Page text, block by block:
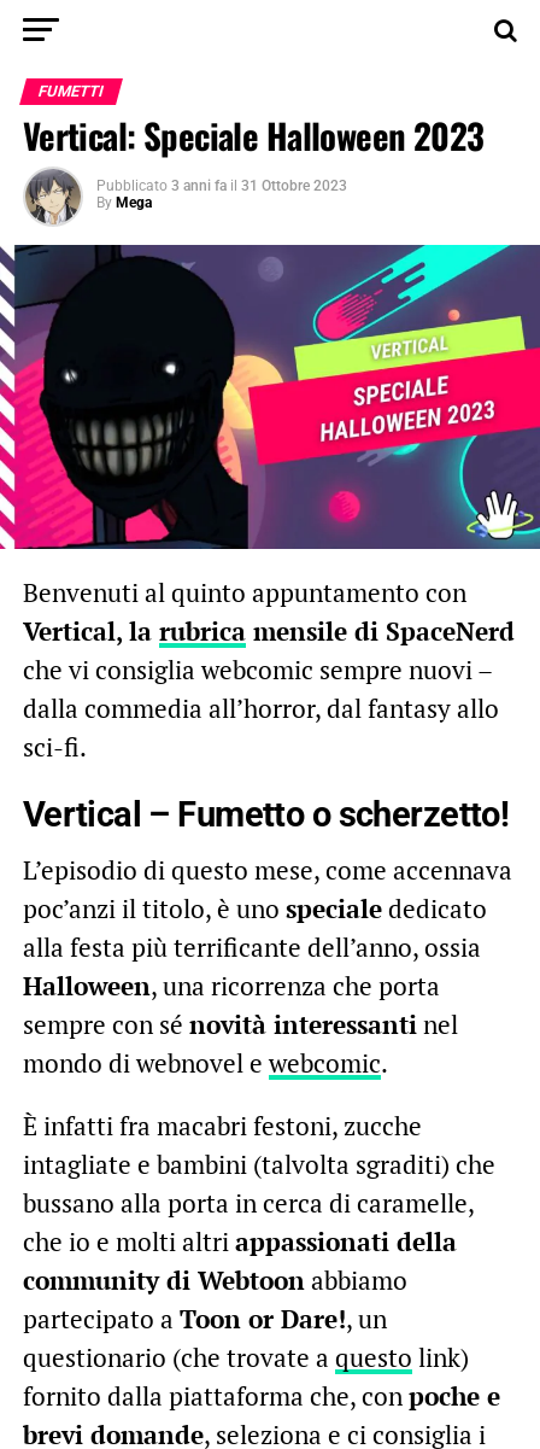
FUMETTI
Vertical: Speciale Halloween 2023
Pubblicato 3 anni fa il 31 Ottobre 2023
By Mega
Benvenuti al quinto appuntamento con
Vertical, la rubricamensile di SpaceNerd
che vi consiglia webcomic sempre nuovi –
dalla commedia all’horror, dal fantasy allo
sci-fi.
Vertical – Fumetto o scherzetto!
L’episodio di questo mese, come accennava
poc’anzi il titolo, è uno specialededicato
alla festa più terrificante dell’anno, ossia
Halloween, una ricorrenza che porta
sempre con sé novità interessantinel
mondo di webnovel ewebcomic.
È infatti fra macabri festoni, zucche
intagliate e bambini (talvolta sgraditi) che
bussano alla porta in cerca di caramelle,
che io e molti altriappassionati della
community di Webtoonabbiamo
partecipato a Toon or Dare!, un
questionario (che trovate a questo link)
fornito dalla piattaforma che, conpoche e
brevi domande, seleziona e ci consiglia i